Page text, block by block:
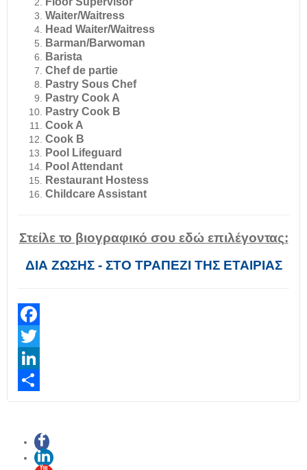
Waiter/Waitress
Head Waiter/Waitress
Barman/Barwoman
Barista
Chef de partie
Pastry Sous Chef
Pastry Cook A
Pastry Cook B
Cook A
Cook B
Pool Lifeguard
Pool Attendant
Restaurant Hostess
Childcare Assistant
Στείλε το βιογραφικό σου εδώ επιλέγοντας:
ΔΙΑ ΖΩΣΗΣ - ΣΤΟ ΤΡΑΠΕΖΙ ΤΗΣ ΕΤΑΙΡΙΑΣ
Facebook
Twitter
LinkedIn
Share